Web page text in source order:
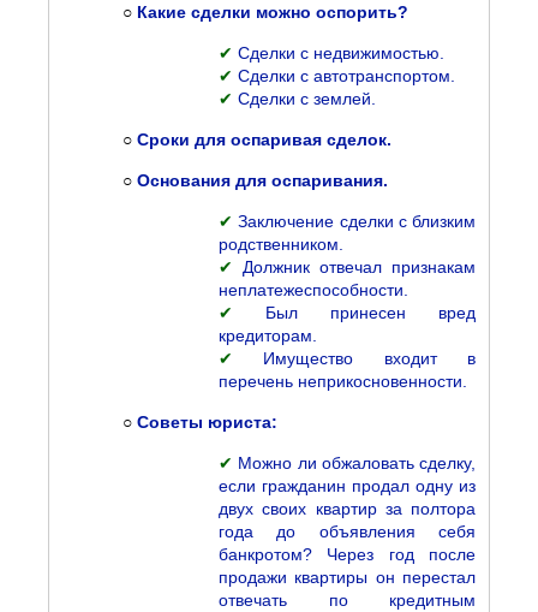
○ Какие сделки можно оспорить?
✔ Сделки с недвижимостью.
✔ Сделки с автотранспортом.
✔ Сделки с землей.
○Сроки для оспаривая сделок.
○Основания для оспаривания.
✔ Заключение сделки с близким
родственником.
✔
Должник отвечал признакам
неплатежеспособности.
✔
Был принесен вред
кредиторам.
✔
Имущество входит в
перечень неприкосновенности.
○Советы юриста:
✔ Можно ли обжаловать сделку,
если гражданин продал одну из
двух своих квартир за полтора
года до объявления себя
банкротом? Через год после
продажи квартиры он перестал
отвечать по кредитным